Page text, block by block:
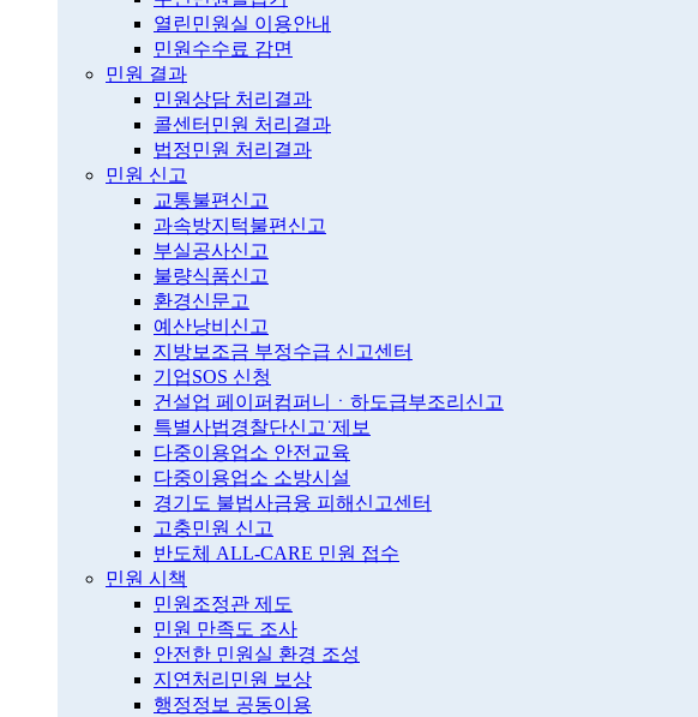
열린민원실 이용안내
민원수수료 감면
민원 결과
민원상담 처리결과
콜센터민원 처리결과
법정민원 처리결과
민원 신고
교통불편신고
과속방지턱불편신고
부실공사신고
불량식품신고
환경신문고
예산낭비신고
지방보조금 부정수급 신고센터
기업SOS 신청
건설업 페이퍼컴퍼니ㆍ하도급부조리신고
특별사법경찰단신고˙제보
다중이용업소 안전교육
다중이용업소 소방시설
경기도 불법사금융 피해신고센터
고충민원 신고
반도체 ALL-CARE 민원 접수
민원 시책
민원조정관 제도
민원 만족도 조사
안전한 민원실 환경 조성
지연처리민원 보상
행정정보 공동이용